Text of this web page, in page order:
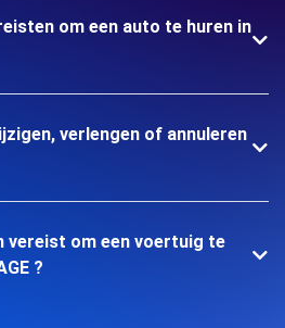
om een auto te huren in
verlengen of annuleren
vereist om een voertuig te
?